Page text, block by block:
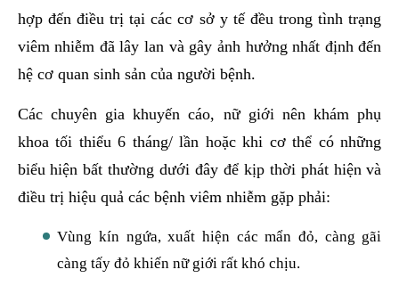
hợp đến điều trị tại các cơ sở y tế đều trong tình trạng
viêm nhiễm đã lây lan và gây ảnh hưởng nhất định đến
hệ cơ quan sinh sản của người bệnh.
Các chuyên gia khuyến cáo, nữ giới nên khám phụ
khoa tối thiểu 6 tháng/ lần hoặc khi cơ thể có những
biểu hiện bất thường dưới đây để kịp thời phát hiện và
điều trị hiệu quả các bệnh viêm nhiễm gặp phải:
Vùng kín ngứa, xuất hiện các mẩn đỏ, càng gãi
càng tấy đỏ khiến nữ giới rất khó chịu.